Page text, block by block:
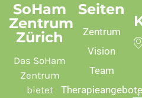
SoHam
Zentrum
Zürich
Das SoHam
Zentrum
bietet
Seiten
Zentrum
Vision
Team
Therapieangebote